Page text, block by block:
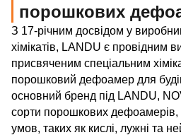
порошкових
З 17-річним досвідом у
хімікатів, LANDU є провідним
присвяченим спеціальним
порошковий дефоамер для
основний бренд під LANDU,
сорти порошкових дефоамерів,
умов, таких як кислі, лужні та